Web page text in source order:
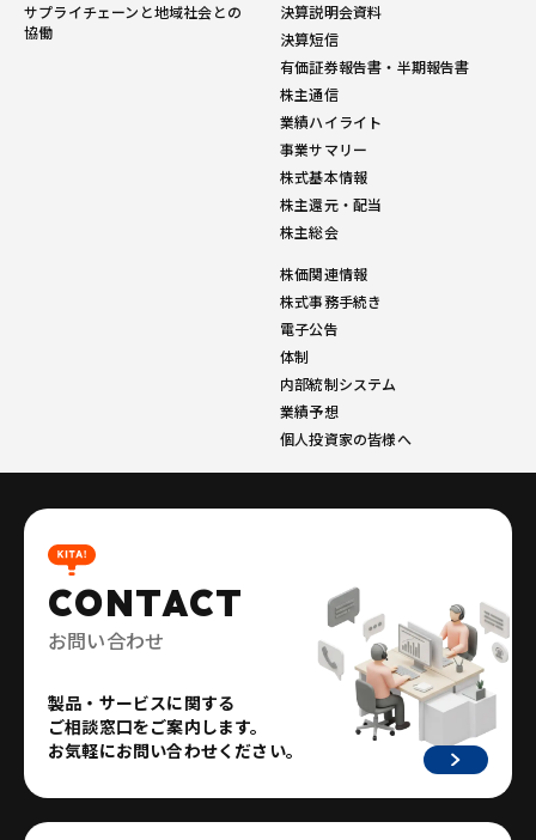
サプライチェーンと地域社会との
協働
決算説明会資料
決算短信
有価証券報告書・半期報告書
株主通信
業績ハイライト
事業サマリー
株式基本情報
株主還元・配当
株主総会
株価関連情報
株式事務手続き
電子公告
体制
内部統制システム
業績予想
個人投資家の皆様へ
CONTACT
お問い合わせ
製品・サービスに関する
ご相談窓口をご案内します。
お気軽にお問い合わせください。